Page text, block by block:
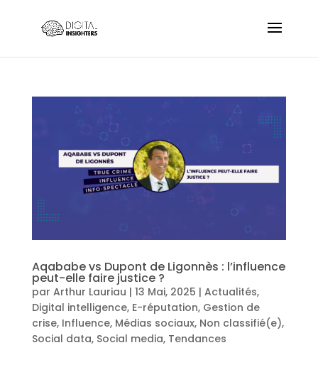
Aqababe vs Dupont de Ligonnès : l’influence
peut-elle faire justice ?
par Arthur Lauriau | 13 Mai, 2025 | Actualités,
Digital intelligence, E-réputation, Gestion de
crise, Influence, Médias sociaux, Non classifié(e),
Social data, Social media, Tendances